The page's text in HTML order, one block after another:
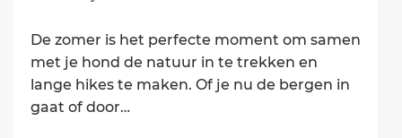
De zomer is het perfecte moment om samen
met je hond de natuur in te trekken en
lange hikes te maken. Of je nu de bergen in
gaat of door…